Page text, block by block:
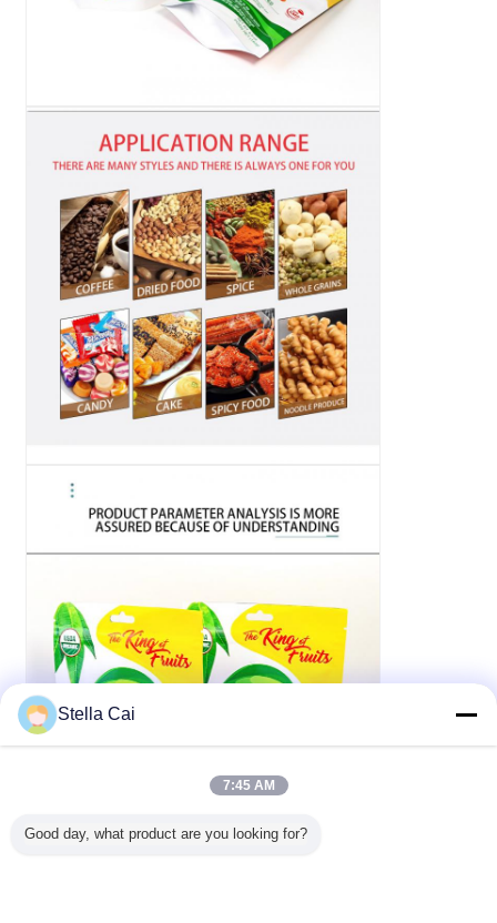
Stella Cai
7:45 AM
Good day, what product are you looking for?